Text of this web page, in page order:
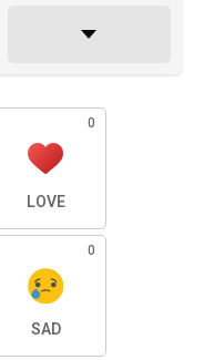
0
LOVE
0
SAD